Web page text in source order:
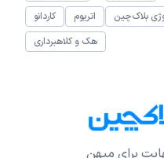
بلاک‌چین اتریوم
کاردانو
هک و کلاهبرداری